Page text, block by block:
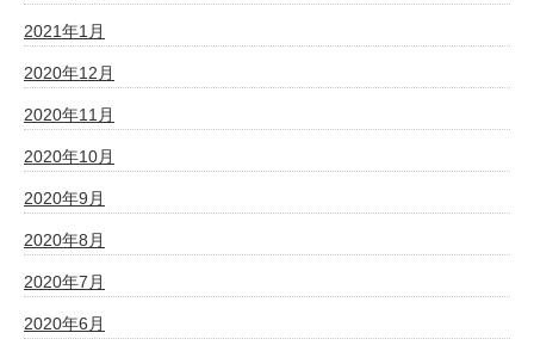
2021年1月
2020年12月
2020年11月
2020年10月
2020年9月
2020年8月
2020年7月
2020年6月